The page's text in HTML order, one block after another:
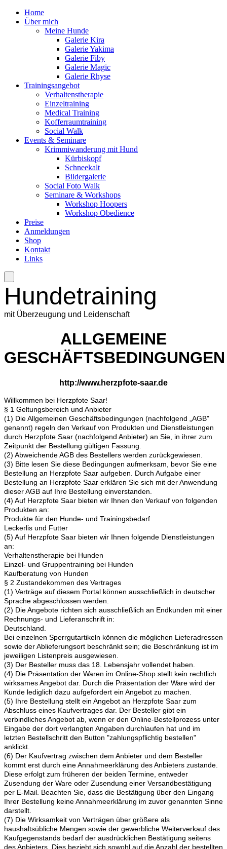
Home
Über mich
Meine Hunde
Galerie Kira
Galerie Yakima
Galerie Fiby
Galerie Magic
Galerie Rhyse
Trainingsangebot
Verhaltenstherapie
Einzeltraining
Medical Training
Kofferraumtraining
Social Walk
Events & Seminare
Krimmiwanderung mit Hund
Kürbiskopf
Schneekalt
Bildergalerie
Social Foto Walk
Seminare & Workshops
Workshop Hoopers
Workshop Obedience
Preise
Anmeldungen
Shop
Kontakt
Links
Hundetraining
mit Überzeugung und Leidenschaft
ALLGEMEINE
GESCHÄFTSBEDINGUNGEN
http://www.herzpfote-saar.de
Willkommen bei Herzpfote Saar!
§ 1 Geltungsbereich und Anbieter
(1) Die Allgemeinen Geschäftsbedingungen (nachfolgend „AGB"
genannt) regeln den Verkauf von Produkten und Dienstleistungen
durch Herzpfote Saar (nachfolgend Anbieter) an Sie, in ihrer zum
Zeitpunkt der Bestellung gültigen Fassung.
(2) Abweichende AGB des Bestellers werden zurückgewiesen.
(3) Bitte lesen Sie diese Bedingungen aufmerksam, bevor Sie eine
Bestellung an Herzpfote Saar aufgeben. Durch Aufgabe einer
Bestellung an Herzpfote Saar erklären Sie sich mit der Anwendung
dieser AGB auf Ihre Bestellung einverstanden.
(4) Auf Herzpfote Saar bieten wir Ihnen den Verkauf von folgenden
Produkten an:
Produkte für den Hunde- und Trainingsbedarf
Leckerlis und Futter
(5) Auf Herzpfote Saar bieten wir Ihnen folgende Dienstleistungen
an:
Verhaltenstherapie bei Hunden
Einzel- und Gruppentraining bei Hunden
Kaufberatung von Hunden
§ 2 Zustandekommen des Vertrages
(1) Verträge auf diesem Portal können ausschließlich in deutscher
Sprache abgeschlossen werden.
(2) Die Angebote richten sich ausschließlich an Endkunden mit einer
Rechnungs- und Lieferanschrift in:
Deutschland.
Bei einzelnen Sperrgutartikeln können die möglichen Lieferadressen
sowie der Ablieferungsort beschränkt sein; die Beschränkung ist im
jeweiligen Listenpreis ausgewiesen.
(3) Der Besteller muss das 18. Lebensjahr vollendet haben.
(4) Die Präsentation der Waren im Online-Shop stellt kein rechtlich
wirksames Angebot dar. Durch die Präsentation der Ware wird der
Kunde lediglich dazu aufgefordert ein Angebot zu machen.
(5) Ihre Bestellung stellt ein Angebot an Herzpfote Saar zum
Abschluss eines Kaufvertrages dar. Der Besteller gibt ein
verbindliches Angebot ab, wenn er den Online-Bestellprozess unter
Eingabe der dort verlangten Angaben durchlaufen hat und im
letzten Bestellschritt den Button "zahlungspflichtig bestellen"
anklickt.
(6) Der Kaufvertrag zwischen dem Anbieter und dem Besteller
kommt erst durch eine Annahmeerklärung des Anbieters zustande.
Diese erfolgt zum früheren der beiden Termine, entweder
Zusendung der Ware oder Zusendung einer Versandbestätigung
per E-Mail. Beachten Sie, dass die Bestätigung über den Eingang
Ihrer Bestellung keine Annahmeerklärung im zuvor genannten Sinne
darstellt.
(7) Die Wirksamkeit von Verträgen über größere als
haushaltsübliche Mengen sowie der gewerbliche Weiterverkauf des
Kaufgegenstands bedarf der ausdrücklichen Bestätigung seitens
des Anbieters. Dies bezieht sich sowohl auf die Anzahl der bestellten